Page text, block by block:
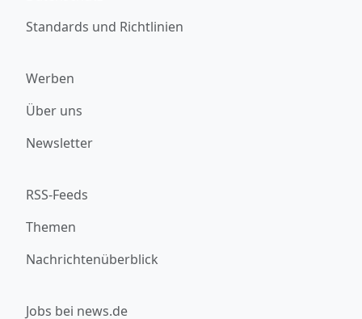
Standards und Richtlinien
Werben
Über uns
Newsletter
RSS-Feeds
Themen
Nachrichtenüberblick
Jobs bei news.de